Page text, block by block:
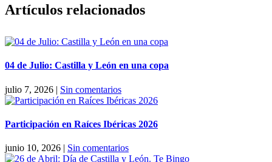
Facebook
X
Reddit
LinkedIn
Pinterest
Vk
Artículos relacionados
04 de Julio: Castilla y León en una copa
julio 7, 2026 | Sin comentarios
Participación en Raíces Ibéricas 2026
junio 10, 2026 | Sin comentarios